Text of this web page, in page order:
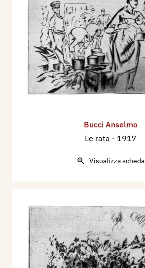
Bucci Anselmo
Le rata - 1917
Visualizza scheda